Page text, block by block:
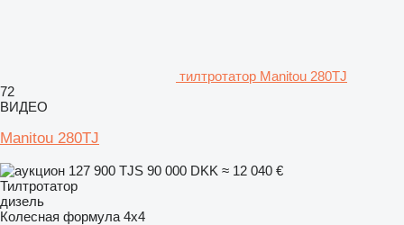
тилтротатор Manitou 280TJ
72
ВИДЕО
Manitou 280TJ
127 900 TJS 90 000 DKK ≈ 12 040 €
Тилтротатор
дизель
Колесная формула 4x4